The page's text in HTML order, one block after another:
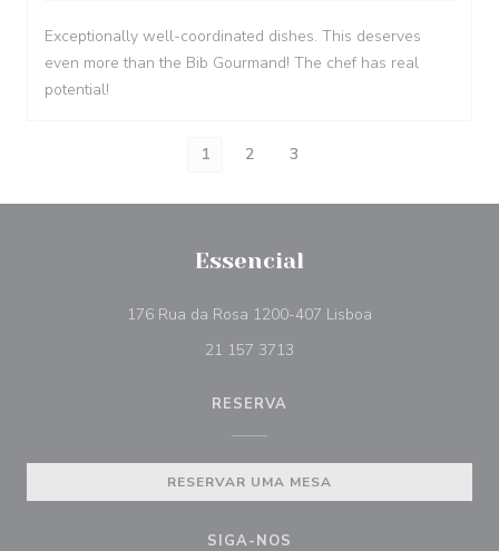
Exceptionally well-coordinated dishes. This deserves
even more than the Bib Gourmand! The chef has real
potential!
1 2 3
Essencial
176 Rua da Rosa 1200-407 Lisboa
21 157 3713
RESERVA
RESERVAR UMA MESA
SIGA-NOS